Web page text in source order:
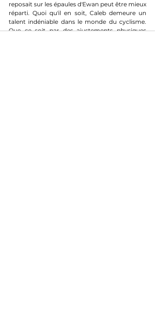
reposait sur les épaules d'Ewan peut être mieux
réparti. Quoi qu'il en soit, Caleb demeure un
talent indéniable dans le monde du cyclisme.
Que ce soit par des ajustements physiques